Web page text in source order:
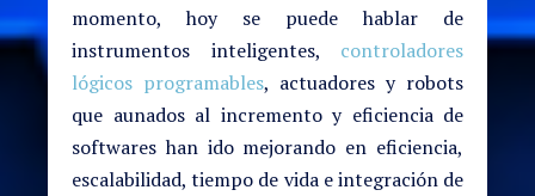
momento, hoy se puede hablar de
instrumentos inteligentes, controladores
lógicos programables, actuadores y robots
que aunados al incremento y eficiencia de
softwares han ido mejorando en eficiencia,
escalabilidad, tiempo de vida e integración de